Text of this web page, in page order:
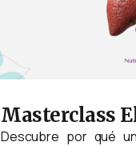
Masterclass
Descubre por qué